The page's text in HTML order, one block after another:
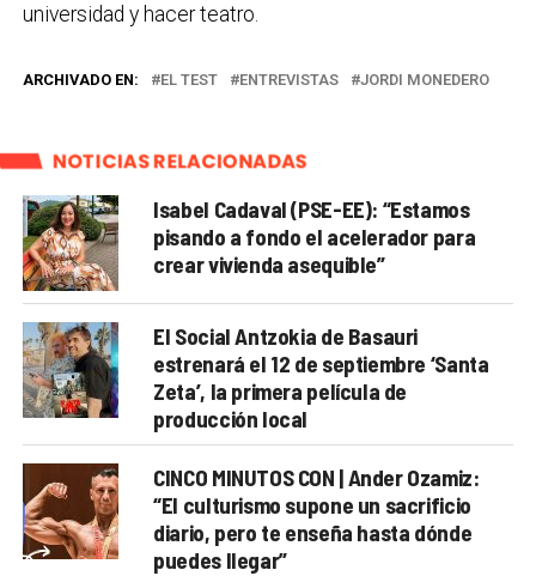
universidad y hacer teatro.
ARCHIVADO EN: EL TEST ENTREVISTAS JORDI MONEDERO
NOTICIAS RELACIONADAS
Isabel Cadaval (PSE-EE): “Estamos
pisando a fondo el acelerador para
crear vivienda asequible”
El Social Antzokia de Basauri
estrenará el 12 de septiembre ‘Santa
Zeta’, la primera película de
producción local
CINCO MINUTOS CON | Ander Ozamiz:
“El culturismo supone un sacrificio
diario, pero te enseña hasta dónde
puedes llegar”